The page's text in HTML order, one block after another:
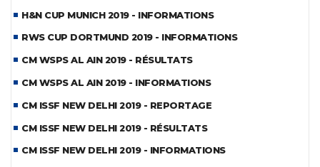
H&N CUP MUNICH 2019 - INFORMATIONS
RWS CUP DORTMUND 2019 - INFORMATIONS
CM WSPS AL AIN 2019 - RÉSULTATS
CM WSPS AL AIN 2019 - INFORMATIONS
CM ISSF NEW DELHI 2019 - REPORTAGE
CM ISSF NEW DELHI 2019 - RÉSULTATS
CM ISSF NEW DELHI 2019 - INFORMATIONS